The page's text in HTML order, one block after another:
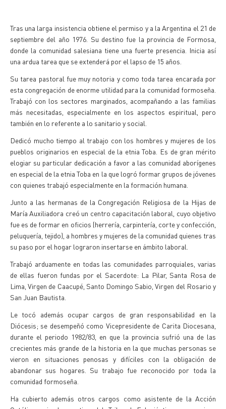
Tras una larga insistencia obtiene el permiso y a la Argentina el 21 de
septiembre del año 1976. Su destino fue la provincia de Formosa,
donde la comunidad salesiana tiene una fuerte presencia. Inicia así
una ardua tarea que se extenderá por el lapso de 15 años.
Su tarea pastoral fue muy notoria y como toda tarea encarada por
esta congregación de enorme utilidad para la comunidad formoseña.
Trabajó con los sectores marginados, acompañando a las familias
más necesitadas, especialmente en los aspectos espiritual, pero
también en lo referente a lo sanitario y social.
Dedicó mucho tiempo al trabajo con los hombres y mujeres de los
pueblos originarios en especial de la etnia Toba. Es de gran mérito
elogiar su particular dedicación a favor a las comunidad aborígenes
en especial de la etnia Toba en la que logró formar grupos de jóvenes
con quienes trabajó especialmente en la formación humana.
Junto a las hermanas de la Congregación Religiosa de la Hijas de
María Auxiliadora creó un centro capacitación laboral, cuyo objetivo
fue es de formar en oficios (herrería, carpintería, corte y confección,
peluquería, tejido), a hombres y mujeres de la comunidad quienes tras
su paso por el hogar lograron insertarse en ámbito laboral.
Trabajó arduamente en todas las comunidades parroquiales, varias
de ellas fueron fundas por el Sacerdote: La Pilar, Santa Rosa de
Lima, Virgen de Caacupé, Santo Domingo Sabio, Virgen del Rosario y
San Juan Bautista.
Le tocó además ocupar cargos de gran responsabilidad en la
Diócesis; se desempeñó como Vicepresidente de Carita Diocesana,
durante el periodo 1982/83, en que la provincia sufrió una de las
crecientes más grande de la historia en la que muchas personas se
vieron en situaciones penosas y difíciles con la obligación de
abandonar sus hogares. Su trabajo fue reconocido por toda la
comunidad formoseña.
Ha cubierto además otros cargos como asistente de la Acción